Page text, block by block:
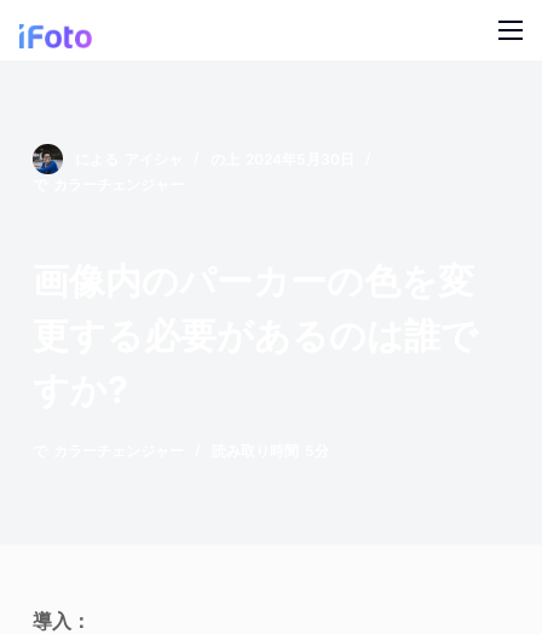
コ
ツ
AI ファッションモデル
画像の著作権
ブログ
導入：